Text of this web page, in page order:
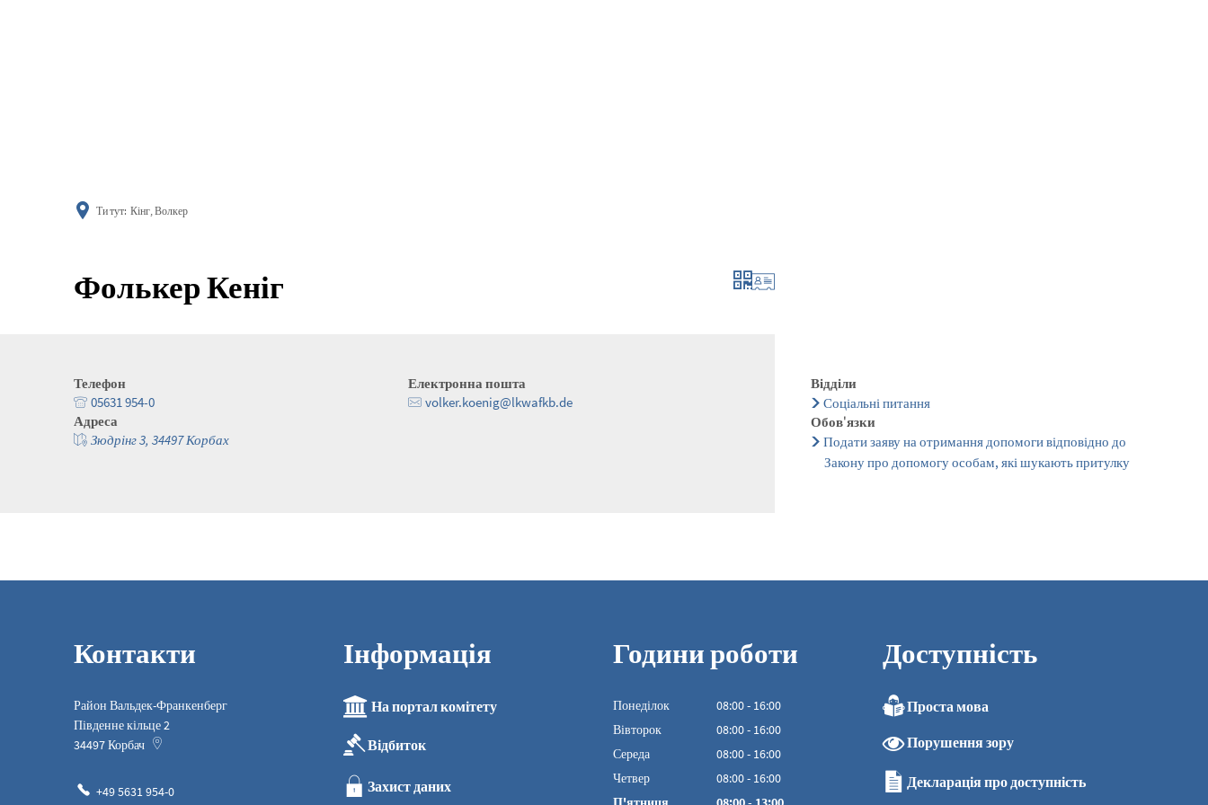
Ти тут: Кінг, Волкер
Фолькер Кеніг
Телефон
05631 954-0
Електронна пошта
volker.koenig@lkwafkb.de
Адреса
Зюдрінг 3, 34497 Корбах
Відділи
Соціальні питання
Обов'язки
Подати заяву на отримання допомоги відповідно до
Закону про допомогу особам, які шукають притулку
Контакти
Район Вальдек-Франкенберг
Південне кільце 2
34497Корбач
+49 5631 954-0
Інформація
На портал комітету
Відбиток
Захист даних
Години роботи
Понеділок 08:00- 16:00
З 08:00 до 16:00
Вівторок 08:00- 16:00
З 08:00 до 16:00
Середа 08:00- 16:00
З 08:00 до 16:00
Четвер 08:00- 16:00
З 08:00 до 16:00
Доступність
Проста мова
Порушення зору
Декларація про доступність